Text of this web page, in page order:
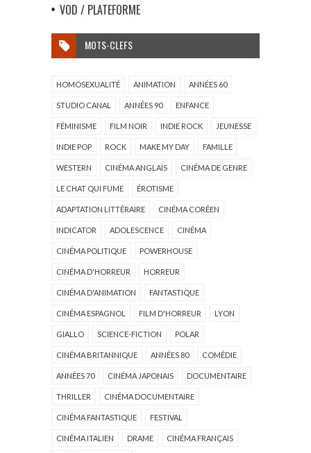
VOD / PLATEFORME
MOTS-CLEFS
HOMOSEXUALITÉ ANIMATION ANNÉES 60
STUDIO CANAL ANNÉES 90 ENFANCE
FÉMINISME FILM NOIR INDIE ROCK JEUNESSE
INDIE POP ROCK MAKE MY DAY FAMILLE
WESTERN CINÉMA ANGLAIS CINÉMA DE GENRE
LE CHAT QUI FUME ÉROTISME
ADAPTATION LITTÉRAIRE CINÉMA CORÉEN
INDICATOR ADOLESCENCE CINÉMA
CINÉMA POLITIQUE POWERHOUSE
CINÉMA D'HORREUR HORREUR
CINÉMA D'ANIMATION FANTASTIQUE
CINÉMA ESPAGNOL FILM D'HORREUR LYON
GIALLO SCIENCE-FICTION POLAR
CINÉMA BRITANNIQUE ANNÉES 80 COMÉDIE
ANNÉES 70 CINÉMA JAPONAIS DOCUMENTAIRE
THRILLER CINÉMA DOCUMENTAIRE
CINÉMA FANTASTIQUE FESTIVAL
CINÉMA ITALIEN DRAME CINÉMA FRANÇAIS